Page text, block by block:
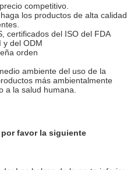
competitivo.
los productos de alta calidad
certificados del ISO del FDA
y del ODM
orden
ambiente del uso de la
más ambientalmente
a la salud humana.
favor la siguiente